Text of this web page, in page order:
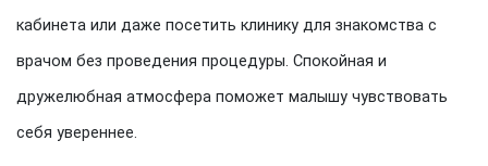
кабинета или даже посетить клинику для знакомства с
врачом без проведения процедуры. Спокойная и
дружелюбная атмосфера поможет малышу чувствовать
себя увереннее.